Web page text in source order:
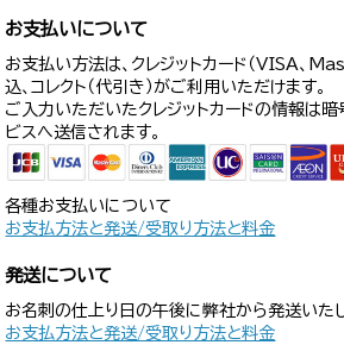
お支払いについて
お支払い方法は、クレジットカード（VISA、
込、コレクト（代引き）がご利用いただけます。
ご入力いただいたクレジットカードの情報は
ビスへ送信されます。
各種お支払いについて
お支払方法と発送/受取り方法と料金
発送について
お名刺の仕上り日の午後に弊社から発送いたし
お支払方法と発送/受取り方法と料金